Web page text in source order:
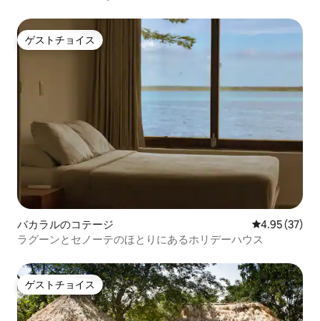
ゲストチョイス
ゲストチョイス
バカラルのコテージ レビュー37
4.95 (37)
ラグーンとセノーテのほとりにあるホリデーハウス
ゲストチョイス
ゲストチョイス